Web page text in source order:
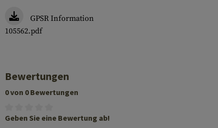
GPSR Information
105562.pdf
Bewertungen
0 von 0 Bewertungen
Geben Sie eine Bewertung ab!